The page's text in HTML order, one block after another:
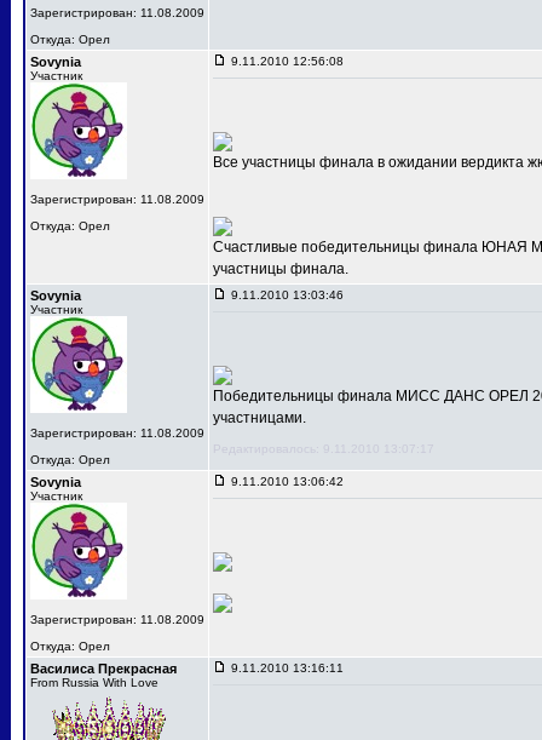
Зарегистрирован: 11.08.2009
Откуда: Орел
Sovynia
Участник
Зарегистрирован: 11.08.2009
Откуда: Орел
9.11.2010 12:56:08
Все участницы финала в ожидании вердикта
Счастливые победительницы финала ЮНАЯ
участницы финала.
Sovynia
Участник
Зарегистрирован: 11.08.2009
Откуда: Орел
9.11.2010 13:03:46
Победительницы финала МИСС ДАНС ОРЕЛ
участницами.
Редактировалось: 9.11.2010 13:07:17
Sovynia
Участник
Зарегистрирован: 11.08.2009
Откуда: Орел
9.11.2010 13:06:42
Василиса Прекрасная
From Russia With Love
9.11.2010 13:16:11